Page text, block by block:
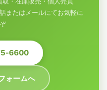
またはメールにてお気軽に
6600
ォームへ